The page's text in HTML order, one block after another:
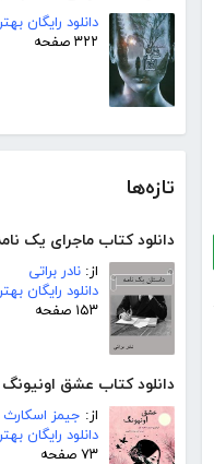
دانلود رایگان
۳۲۲ صفحه
تازه‌ها
دانلود کتاب ماجرای یک
از: نادر براتی
دانلود رایگان
۱۵۳ صفحه
دانلود کتاب عشق اونیونگ
از: جیمز
دانلود رایگان
۷۳ صفحه